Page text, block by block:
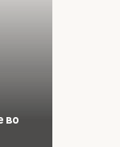
во